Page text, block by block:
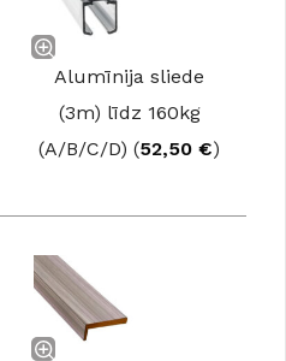
Alumīnija sliede
(3m) līdz 160kg
(A/B/C/D) (52,50 €)